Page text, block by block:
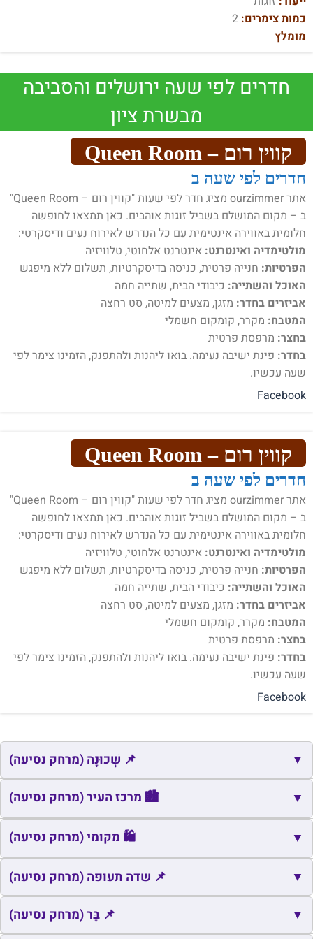
כמות צימרים: 2
מומלץ
חדרים לפי שעה ירושלים והסביבה
מבשרת ציון
קווין רום – Queen Room
חדרים לפי שעה ב
אתר ourzimmer מציג חדר לפי שעות "קווין רום – Queen Room"
ב – מקום המושלם בשביל זוגות אוהבים. כאן תמצאו לחופשה
חלומית באווירה אינטימית עם כל הנדרש לאירוח נעים ודיסקרטי:
מולטימדיה ואינטרנט: אינטרנט אלחוטי, טלוויזיה
הפרטיות: חנייה פרטית, כניסה בדיסקרטיות, תשלום ללא מיפגש
האוכל והשתייה: כיבודי הבית, שתייה חמה
אביזרים בחדר: מזגן, מצעים למיטה, סט רחצה
המטבח: מקרר, קומקום חשמלי
בחצר: מרפסת פרטית
בחדר: פינת ישיבה נעימה. בואו ליהנות ולהתפנק, הזמינו צימר לפי
שעה עכשיו.
Facebook
קווין רום – Queen Room
חדרים לפי שעה ב
אתר ourzimmer מציג חדר לפי שעות "קווין רום – Queen Room"
ב – מקום המושלם בשביל זוגות אוהבים. כאן תמצאו לחופשה
חלומית באווירה אינטימית עם כל הנדרש לאירוח נעים ודיסקרטי:
מולטימדיה ואינטרנט: אינטרנט אלחוטי, טלוויזיה
הפרטיות: חנייה פרטית, כניסה בדיסקרטיות, תשלום ללא מיפגש
האוכל והשתייה: כיבודי הבית, שתייה חמה
אביזרים בחדר: מזגן, מצעים למיטה, סט רחצה
המטבח: מקרר, קומקום חשמלי
בחצר: מרפסת פרטית
בחדר: פינת ישיבה נעימה. בואו ליהנות ולהתפנק, הזמינו צימר לפי
שעה עכשיו.
Facebook
▼
📌 שְׁכוּנָה (מרחק נסיעה)
📌
כתובת מרחק זמן
מבשרת ציון 0.2
1
📌 ארזה מוצא עילית 0.3
1
▼
🏙️ מרכז העיר (מרחק נסיעה)
🏙️
מרחק זמן
🏙️ מבשרת ציון 2.5
6
▼
🛍️ מקומי (מרחק נסיעה)
🛍️
כתובת מרחק זמן
🛍️
1.2
3
▼
📌 שדה תעופה (מרחק נסיעה)
📌
כתובת מרחק זמן ▼
📌 בָּר (מרחק נסיעה)